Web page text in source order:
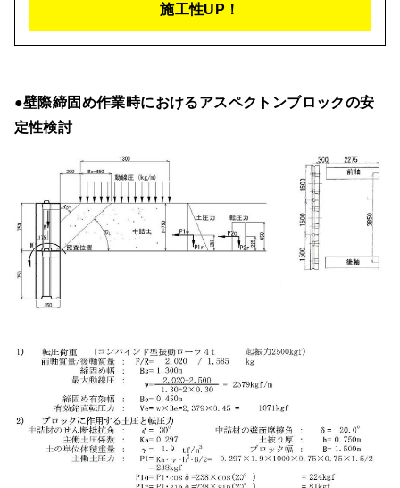
施工性UP！
●壁際締固め作業時におけるアスペクトンブロックの安
定性検討